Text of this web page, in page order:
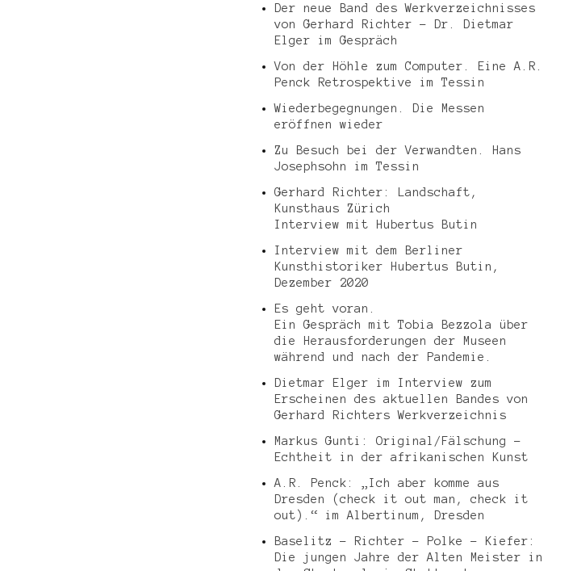
Der neue Band des Werkverzeichnisses
von Gerhard Richter – Dr. Dietmar
Elger im Gespräch
Von der Höhle zum Computer. Eine A.R.
Penck Retrospektive im Tessin
Wiederbegegnungen. Die Messen
eröffnen wieder
Zu Besuch bei der Verwandten. Hans
Josephsohn im Tessin
Gerhard Richter: Landschaft,
Kunsthaus Zürich
Interview mit Hubertus Butin
Interview mit dem Berliner
Kunsthistoriker Hubertus Butin,
Dezember 2020
Es geht voran.
Ein Gespräch mit Tobia Bezzola über
die Herausforderungen der Museen
während und nach der Pandemie.
Dietmar Elger im Interview zum
Erscheinen des aktuellen Bandes von
Gerhard Richters Werkverzeichnis
Markus Gunti: Original/Fälschung –
Echtheit in der afrikanischen Kunst
A.R. Penck: „Ich aber komme aus
Dresden (check it out man, check it
out).“ im Albertinum, Dresden
Baselitz – Richter – Polke – Kiefer:
Die jungen Jahre der Alten Meister in